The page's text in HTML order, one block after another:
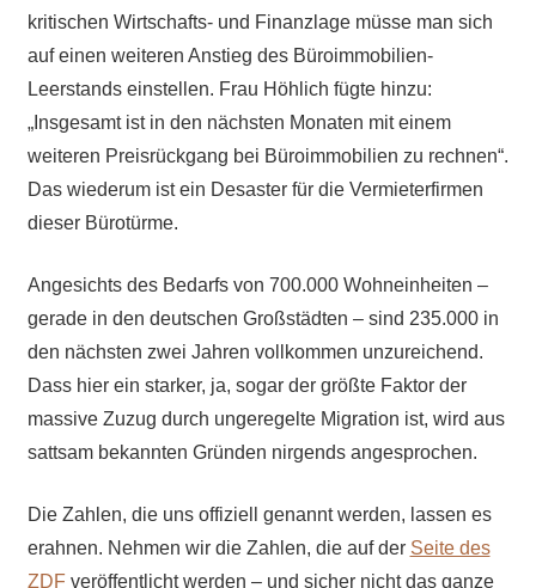
kritischen Wirtschafts- und Finanzlage müsse man sich
auf einen weiteren Anstieg des Büroimmobilien-
Leerstands einstellen. Frau Höhlich fügte hinzu:
„Insgesamt ist in den nächsten Monaten mit einem
weiteren Preisrückgang bei Büroimmobilien zu rechnen“.
Das wiederum ist ein Desaster für die Vermieterfirmen
dieser Bürotürme.
Angesichts des Bedarfs von 700.000 Wohneinheiten –
gerade in den deutschen Großstädten – sind 235.000 in
den nächsten zwei Jahren vollkommen unzureichend.
Dass hier ein starker, ja, sogar der größte Faktor der
massive Zuzug durch ungeregelte Migration ist, wird aus
sattsam bekannten Gründen nirgends angesprochen.
Die Zahlen, die uns offiziell genannt werden, lassen es
erahnen. Nehmen wir die Zahlen, die auf der Seite des
ZDF veröffentlicht werden – und sicher nicht das ganze